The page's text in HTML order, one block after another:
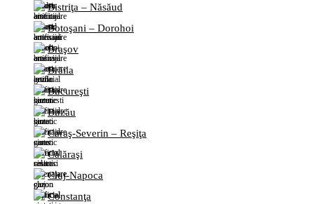
Bistriţa – Năsăud
Botoşani – Dorohoi
Braşov
Brăila
Bucureşti
Buzău
Caraş-Severin – Reşiţa
Călăraşi
Cluj-Napoca
Constanţa